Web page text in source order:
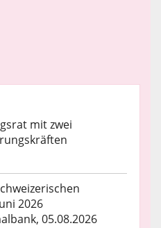
mit zwei
2026
05.08.2026